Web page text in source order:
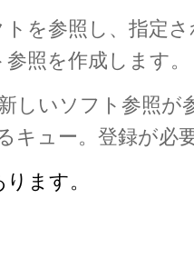
を参照し、指定
照を作成します。
しいソフト参照が
キュー。登録が必
ます。